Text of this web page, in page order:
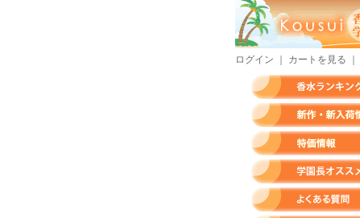
ログイン カートを見る